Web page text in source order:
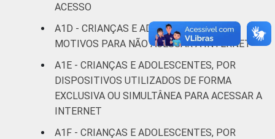
De 15 a 17
anos
6 5
RENDA
FAMILIAR
Até 1 SM 16
ACESSO
A1D - CRIANÇAS E ADOLESCENTES, POR
MOTIVOS PARA NÃO ACESSAR A INTERNET
A1E - CRIANÇAS E ADOLESCENTES, POR
DISPOSITIVOS UTILIZADOS DE FORMA
EXCLUSIVA OU SIMULTÂNEA PARA ACESSAR A
INTERNET
A1F - CRIANÇAS E ADOLESCENTES, POR